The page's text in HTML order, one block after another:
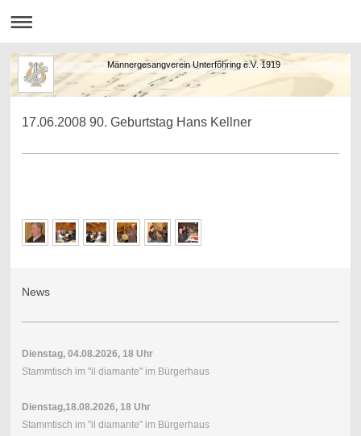
Männergesangverein Unterföhring e.V. 1919
17.06.2008 90. Geburtstag Hans Kellner
News
Dienstag, 04.08.2026, 18 Uhr
Stammtisch im "il diamante" im Bürgerhaus
Dienstag,18.08.2026, 18 Uhr
Stammtisch im "il diamante" im Bürgerhaus